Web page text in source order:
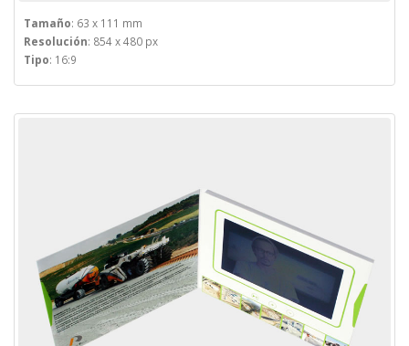
Tamaño: 63 x 111 mm
Resolución: 854 x 480 px
Tipo: 16:9